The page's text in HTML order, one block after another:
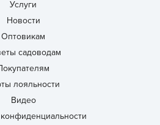
Услуги
Новости
Оптовикам
садоводам
лояльности
Видео